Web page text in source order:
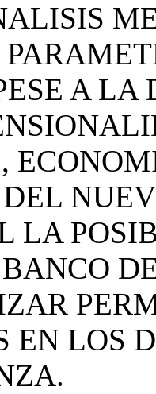
A LA
LA
EN LOS